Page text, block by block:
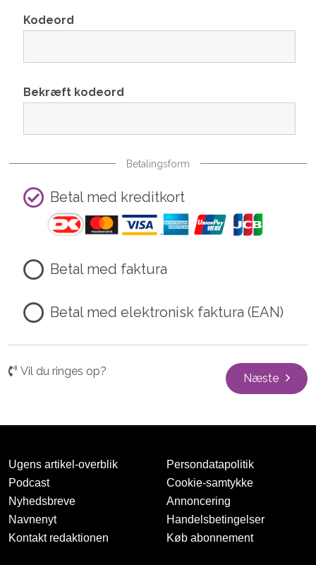
Kodeord
Bekræft kodeord
Betalingsform
Betal med kreditkort
Betal med faktura
Betal med elektronisk faktura (EAN)
Vil du ringes op?
Næste
Ugens artikel-overblik
Podcast
Nyhedsbreve
Navnenyt
Kontakt redaktionen
Persondatapolitik
Cookie-samtykke
Annoncering
Handelsbetingelser
Køb abonnement